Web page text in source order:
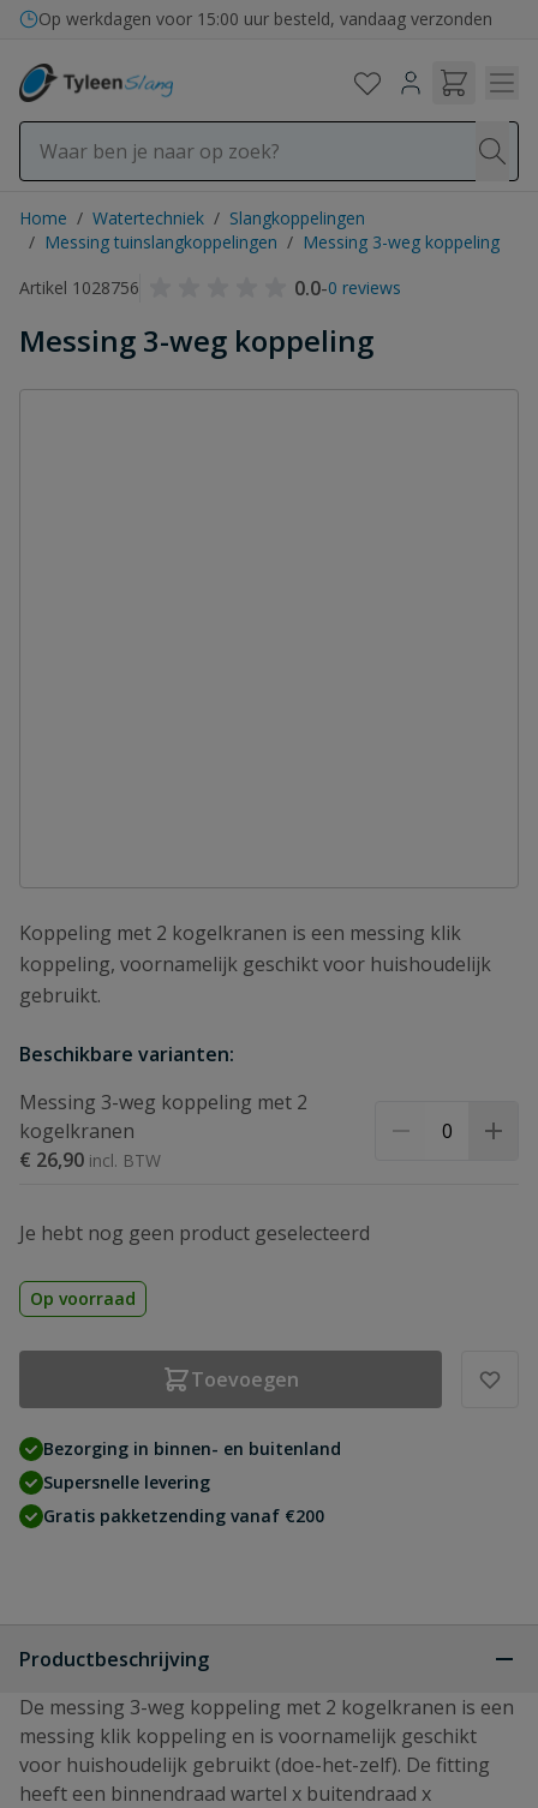
Ga naar de inhoud
Op werkdagen voor 15:00 uur besteld, vandaag verzonden
Home / Watertechniek / Slangkoppelingen
/ Messing tuinslangkoppelingen / Messing 3-weg koppeling
Artikel 1028756
0.0-0 reviews
Messing 3-weg koppeling
Koppeling met 2 kogelkranen is een messing klik
koppeling, voornamelijk geschikt voor huishoudelijk
gebruikt.
Beschikbare varianten:
Messing 3-weg koppeling met 2
kogelkranen
€ 26,90
Je hebt nog geen product geselecteerd
Op voorraad
Toevoegen
Bezorging in binnen- en buitenland
Supersnelle levering
Gratis pakketzending vanaf €200
Productbeschrijving
De messing 3-weg koppeling met 2 kogelkranen is een
messing klik koppeling en is voornamelijk geschikt
voor huishoudelijk gebruikt (doe-het-zelf). De fitting
heeft een binnendraad wartel x buitendraad x